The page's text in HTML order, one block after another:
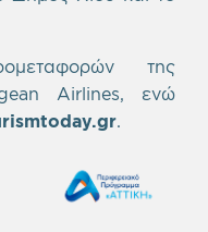
της
Airlines, ενώ
.